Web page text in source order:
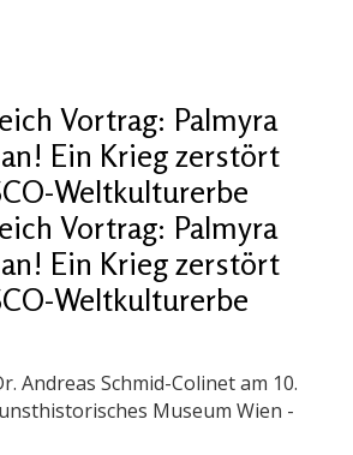
Vortrag: Palmyra
Ein Krieg zerstört
Weltkulturerbe
Vortrag: Palmyra
Ein Krieg zerstört
Weltkulturerbe
Andreas Schmid-Colinet am 10.
Museum Wien -